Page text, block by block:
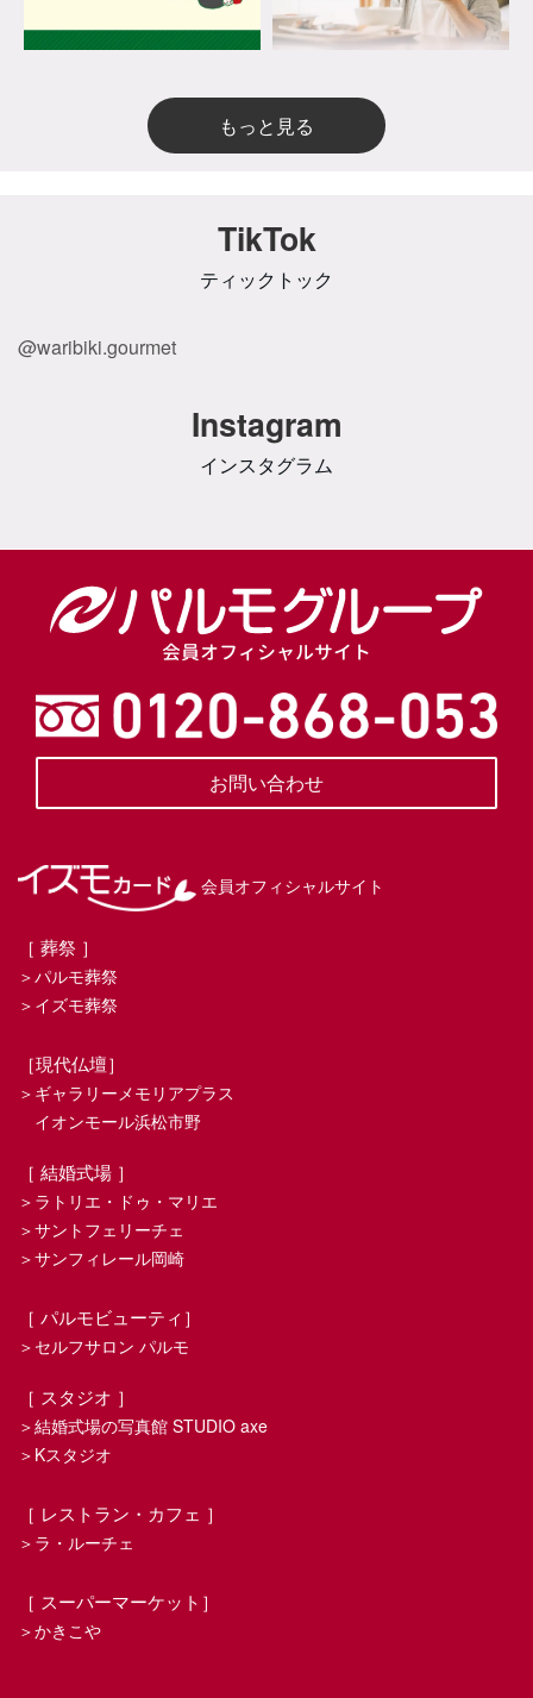
もっと見る
TikTok
ティックトック
@waribiki.gourmet
Instagram
インスタグラム
会員オフィシャルサイト
お問い合わせ
会員オフィシャルサイト
［ 葬祭 ］
＞パルモ葬祭
＞イズモ葬祭
［現代仏壇］
＞ギャラリーメモリアプラス
イオンモール浜松市野
［ 結婚式場 ］
＞ラトリエ・ドゥ・マリエ
＞サントフェリーチェ
＞サンフィレール岡崎
［ パルモビューティ］
＞セルフサロン パルモ
［ スタジオ ］
＞結婚式場の写真館 STUDIO axe
＞Kスタジオ
［ レストラン・カフェ ］
＞ラ・ルーチェ
［ スーパーマーケット］
＞かきこや